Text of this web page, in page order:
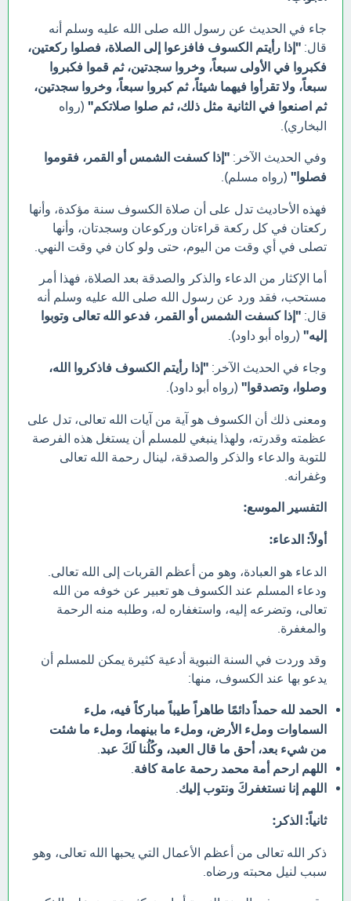
جاء في الحديث عن رسول الله صلى الله عليه وسلم أنه
قال: "إذا رأيتم الكسوف فافزعوا إلى الصلاة، فصلوا ركعتين،
فكبروا في الأولى سبعاً، وخروا سجدتين، ثم قموا فكبروا
سبعاً، ولا تقرأوا فيهما شيئاً، ثم كبروا سبعاً، وخروا سجدتين،
ثم اصنعوا في الثانية مثل ذلك، ثم صلوا صلاتكم" (رواه
البخاري).
وفي الحديث الآخر: "إذا كسفت الشمس أو القمر، فقوموا
فصلوا" (رواه مسلم).
فهذه الأحاديث تدل على أن صلاة الكسوف سنة مؤكدة، وأنها
ركعتان في كل ركعة قراءتان وركوعان وسجدتان، وأنها
تصلى في أي وقت من اليوم، حتى ولو كان في وقت النهي.
أما الإكثار من الدعاء والذكر والصدقة بعد الصلاة، فهذا أمر
مستحب، فقد ورد عن رسول الله صلى الله عليه وسلم أنه
قال: "إذا كسفت الشمس أو القمر، فدعو الله تعالى وتوبوا
إليه" (رواه أبو داود).
وجاء في الحديث الآخر: "إذا رأيتم الكسوف فاذكروا الله،
وصلوا، وتصدقوا" (رواه أبو داود).
ومعنى ذلك أن الكسوف هو آية من آيات الله تعالى، تدل على
عظمته وقدرته، ولهذا ينبغي للمسلم أن يستغل هذه الفرصة
للتوبة والدعاء والذكر والصدقة، لينال رحمة الله تعالى
وغفرانه.
التفسير الموسع:
أولاً: الدعاء:
الدعاء هو العبادة، وهو من أعظم القربات إلى الله تعالى.
ودعاء المسلم عند الكسوف هو تعبير عن خوفه من الله
تعالى، وتضرعه إليه، واستغفاره له، وطلبه منه الرحمة
والمغفرة.
وقد وردت في السنة النبوية أدعية كثيرة يمكن للمسلم أن
يدعو بها عند الكسوف، منها:
الحمد لله حمداً دائمًا طاهراً طيباً مباركاً فيه، ملء
السماوات وملء الأرض، وملء ما بينهما، وملء ما شئت
من شيء بعد، أحق ما قال العبد، وكُلُنا لَكَ عبد
اللهم ارحم أمة محمد رحمة عامة كافة
اللهم إنا نستغفركَ ونتوب إليك
ثانياً: الذكر:
ذكر الله تعالى من أعظم الأعمال التي يحبها الله تعالى، وهو
سبب لنيل محبته ورضاه.